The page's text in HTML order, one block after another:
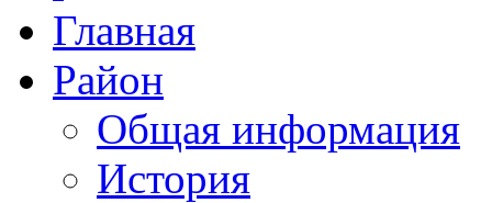
Главная
Район
Общая информация
История